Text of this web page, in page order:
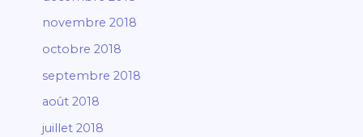
novembre 2018
octobre 2018
septembre 2018
août 2018
juillet 2018